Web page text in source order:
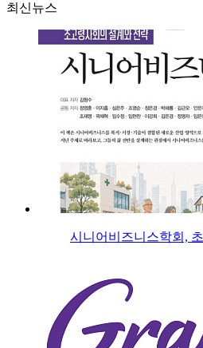
최신뉴스
시니어비즈니스학회,